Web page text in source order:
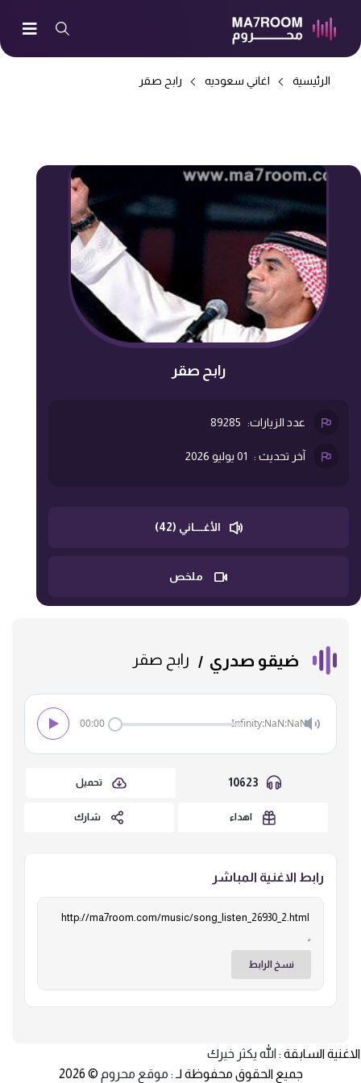
الرئيسية اغاني سعوديه رابح صقر
رابح صقر
عدد الزيارات: 89285
آخر تحديث : 01 يوليو 2026
الأغــــاني (42)
ملخص
ضيقو صدري رابح صقر
00:00 Infinity:NaN:NaN
تحميل
اهداء شارك
رابط الاغنية المباشر
نسخ الرابط
الاغنية السابقة : الله يكثر خيرك
جميع الحقوق محفوظة لـ : موقع محروم © 2026